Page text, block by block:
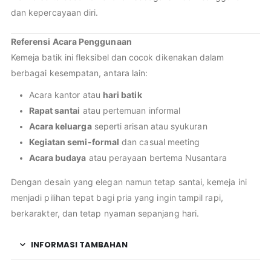
dan kepercayaan diri.
Referensi Acara Penggunaan
Kemeja batik ini fleksibel dan cocok dikenakan dalam
berbagai kesempatan, antara lain:
Acara kantor atau hari batik
Rapat santai atau pertemuan informal
Acara keluargaseperti arisan atau syukuran
Kegiatan semi-formal dan casual meeting
Acara budaya atau perayaan bertema Nusantara
Dengan desain yang elegan namun tetap santai, kemeja ini
menjadi pilihan tepat bagi pria yang ingin tampil rapi,
berkarakter, dan tetap nyaman sepanjang hari.
INFORMASI TAMBAHAN